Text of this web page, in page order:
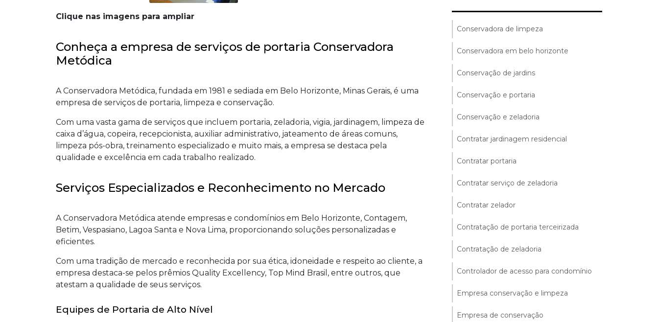
Clique nas imagens para ampliar
Conheça a empresa de serviços de portaria Conservadora
Metódica
A Conservadora Metódica, fundada em 1981 e sediada em Belo Horizonte, Minas Gerais, é uma
empresa de serviços de portaria, limpeza e conservação.
Com uma vasta gama de serviços que incluem portaria, zeladoria, vigia, jardinagem, limpeza de
caixa d’água, copeira, recepcionista, auxiliar administrativo, jateamento de áreas comuns,
limpeza pós-obra, treinamento especializado e muito mais, a empresa se destaca pela
qualidade e excelência em cada trabalho realizado.
Serviços Especializados e Reconhecimento no Mercado
A Conservadora Metódica atende empresas e condomínios em Belo Horizonte, Contagem,
Betim, Vespasiano, Lagoa Santa e Nova Lima, proporcionando soluções personalizadas e
eficientes.
Com uma tradição de mercado e reconhecida por sua ética, idoneidade e respeito ao cliente, a
empresa destaca-se pelos prêmios Quality Excellency, Top Mind Brasil, entre outros, que
atestam a qualidade de seus serviços.
Equipes de Portaria de Alto Nível
Conservadora de limpeza
Conservadora em belo horizonte
Conservação de jardins
Conservação e portaria
Conservação e zeladoria
Contratar jardinagem residencial
Contratar portaria
Contratar serviço de zeladoria
Contratar zelador
Contratação de portaria terceirizada
Contratação de zeladoria
Controlador de acesso para condomínio
Empresa conservação e limpeza
Empresa de conservação